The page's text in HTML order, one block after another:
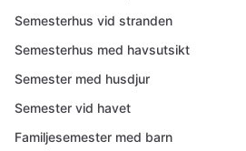
Semesterhus vid stranden
Semesterhus med havsutsikt
Semester med husdjur
Semester vid havet
Familjesemester med barn